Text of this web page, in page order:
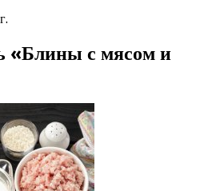
«Блины с мясом и